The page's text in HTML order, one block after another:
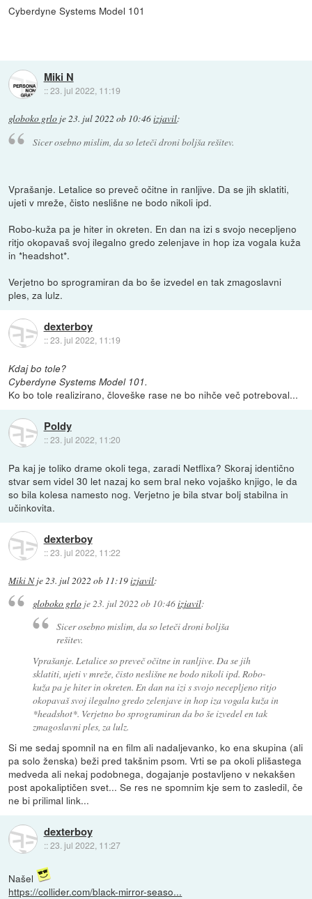
Cyberdyne Systems Model 101
Miki N
::23. jul 2022, 11:19
globoko grlo je23. jul 2022 ob 10:46izjavil:
Sicer osebno mislim, da so leteči droni boljša rešitev.
Vprašanje. Letalice so preveč očitne in ranljive. Da se jih sklatiti,
ujeti v mreže, čisto neslišne ne bodo nikoli ipd.
Robo-kuža pa je hiter in okreten. En dan na izi s svojo necepljeno
ritjo okopavaš svoj ilegalno gredo zelenjave in hop iza vogala kuža
in *headshot*.
Verjetno bo sprogramiran da bo še izvedel en tak zmagoslavni
ples, za lulz.
dexterboy
::23. jul 2022, 11:19
Kdaj bo tole?
Cyberdyne Systems Model 101.
Ko bo tole realizirano, človeške rase ne bo nihče več potreboval...
Poldy
::23. jul 2022, 11:20
Pa kaj je toliko drame okoli tega, zaradi Netflixa? Skoraj identično
stvar sem videl 30 let nazaj ko sem bral neko vojaško knjigo, le da
so bila kolesa namesto nog. Verjetno je bila stvar bolj stabilna in
učinkovita.
dexterboy
::23. jul 2022, 11:22
Miki Nje23. jul 2022 ob 11:19izjavil:
globoko grloje23. jul 2022 ob 10:46izjavil:
Sicer osebno mislim, da so leteči droni boljša
rešitev.
Vprašanje. Letalice so preveč očitne in ranljive. Da se jih
sklatiti, ujeti v mreže, čisto neslišne ne bodo nikoli ipd. Robo-
kuža pa je hiter in okreten. En dan na izi s svojo necepljeno ritjo
okopavaš svoj ilegalno gredo zelenjave in hop iza vogala kuža in
*headshot*. Verjetno bo sprogramiran da bo še izvedel en tak
zmagoslavni ples, za lulz.
Si me sedaj spomnil na en film ali nadaljevanko, ko ena skupina (ali
pa solo ženska) beži pred takšnim psom. Vrti se pa okoli plišastega
medveda ali nekaj podobnega, dogajanje postavljeno v nekakšen
post apokaliptičen svet... Se res ne spomnim kje sem to zasledil, če
ne bi prilimal link...
dexterboy
::23. jul 2022, 11:27
Našel
https://collider.com/black-mirror-seaso...